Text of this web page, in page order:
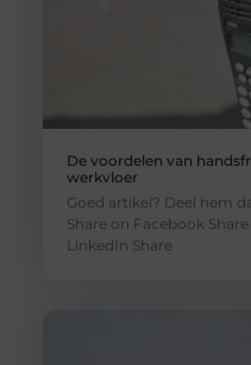
De voordelen van
werkvloer
Goed artikel? Deel hem
Share on Facebook
LinkedIn Share